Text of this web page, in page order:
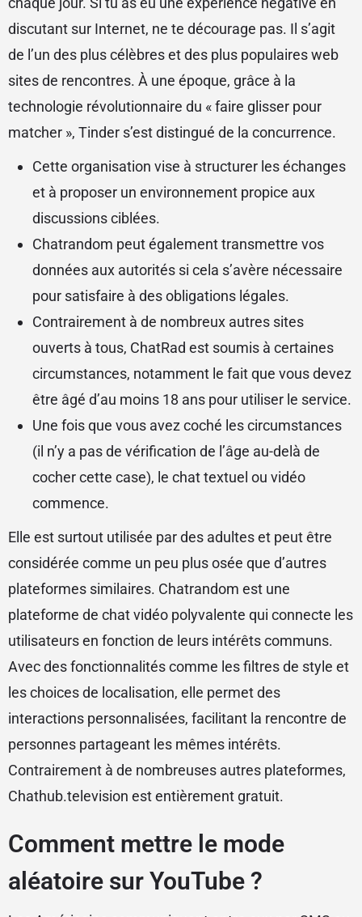
discutant sur Internet, ne te décourage pas. Il s’agit
de l’un des plus célèbres et des plus populaires web
sites de rencontres. À une époque, grâce à la
technologie révolutionnaire du « faire glisser pour
matcher », Tinder s’est distingué de la concurrence.
Cette organisation vise à structurer les échanges
et à proposer un environnement propice aux
discussions ciblées.
Chatrandom peut également transmettre vos
données aux autorités si cela s’avère nécessaire
pour satisfaire à des obligations légales.
Contrairement à de nombreux autres sites
ouverts à tous, ChatRad est soumis à certaines
circumstances, notamment le fait que vous devez
être âgé d’au moins 18 ans pour utiliser le service.
Une fois que vous avez coché les circumstances
(il n’y a pas de vérification de l’âge au-delà de
cocher cette case), le chat textuel ou vidéo
commence.
Elle est surtout utilisée par des adultes et peut être
considérée comme un peu plus osée que d’autres
plateformes similaires. Chatrandom est une
plateforme de chat vidéo polyvalente qui connecte les
utilisateurs en fonction de leurs intérêts communs.
Avec des fonctionnalités comme les filtres de style et
les choices de localisation, elle permet des
interactions personnalisées, facilitant la rencontre de
personnes partageant les mêmes intérêts.
Contrairement à de nombreuses autres plateformes,
Chathub.television est entièrement gratuit.
Comment mettre le mode
aléatoire sur YouTube ?